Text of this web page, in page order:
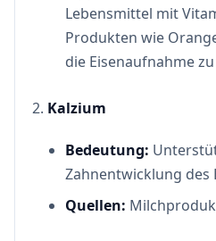
Lebensmittel mit
Produkten wie
die Eisenaufnahme
Kalzium
Bedeutung:
Zahnentwicklung des
Quellen: